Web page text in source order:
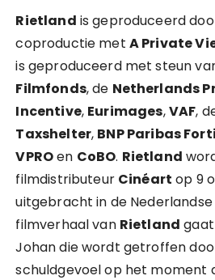
Rietland is geproduceerd
coproductie met A Private
is geproduceerd met steun
Filmfonds, de Netherlands
Incentive, Eurimages,VAF,
Taxshelter, BNP Paribas
VPROen CoBO. Rietland
filmdistributeur Cinéart op 9
uitgebracht in de
filmverhaal van Rietland
Johan die wordt getroffen
schuldgevoel op het moment